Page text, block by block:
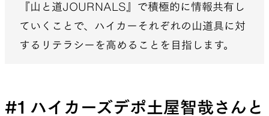
『山と道JOURNALS』で積極的に情報共有し
ていくことで、ハイカーそれぞれの山道具に対
するリテラシーを高めることを目指します。
#1 ハイカーズデポ土屋智哉さんと